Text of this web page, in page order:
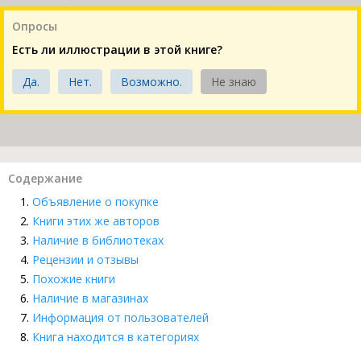
Опросы
Есть ли иллюстрации в этой книге?
Да. Нет. Возможно. Не знаю
Содержание
Объявление о покупке
Книги этих же авторов
Наличие в библиотеках
Рецензии и отзывы
Похожие книги
Наличие в магазинах
Информация от пользователей
Книга находится в категориях